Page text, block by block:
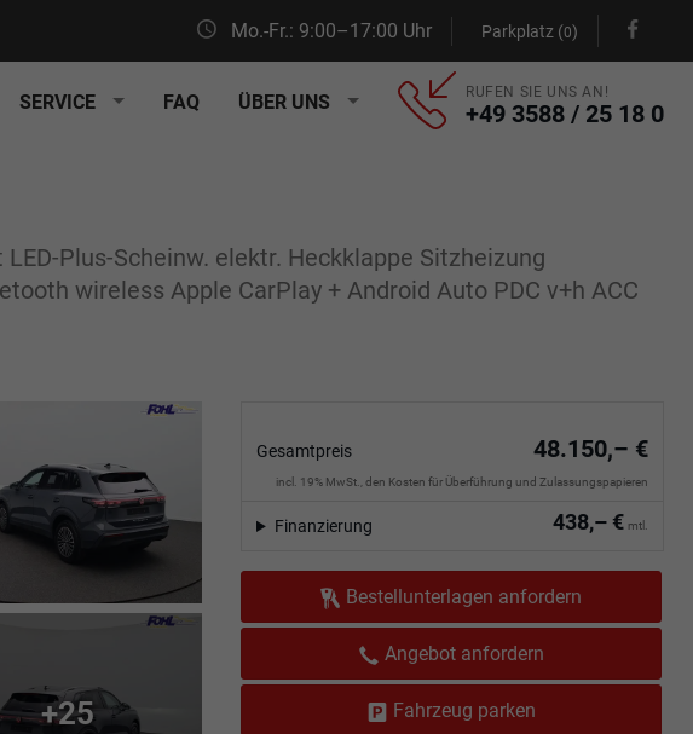
Mo.-Fr.: 9:00–17:00 Uhr Parkplatz (0)
SERVICE FAQ ÜBER UNS RUFEN SIE UNS AN!
+49 3588 / 25 18 0
Plus-Scheinw. elektr. Heckklappe Sitzheizung
wireless Apple CarPlay + Android Auto PDC v+h ACC
Gesamtpreis 48.150,– €
incl. 19% MwSt., den Kosten für Überführung und Zulassungspapieren
438,– € mtl.
Finanzierung
Bestellunterlagen anfordern
Angebot anfordern
Fahrzeug parken
+25